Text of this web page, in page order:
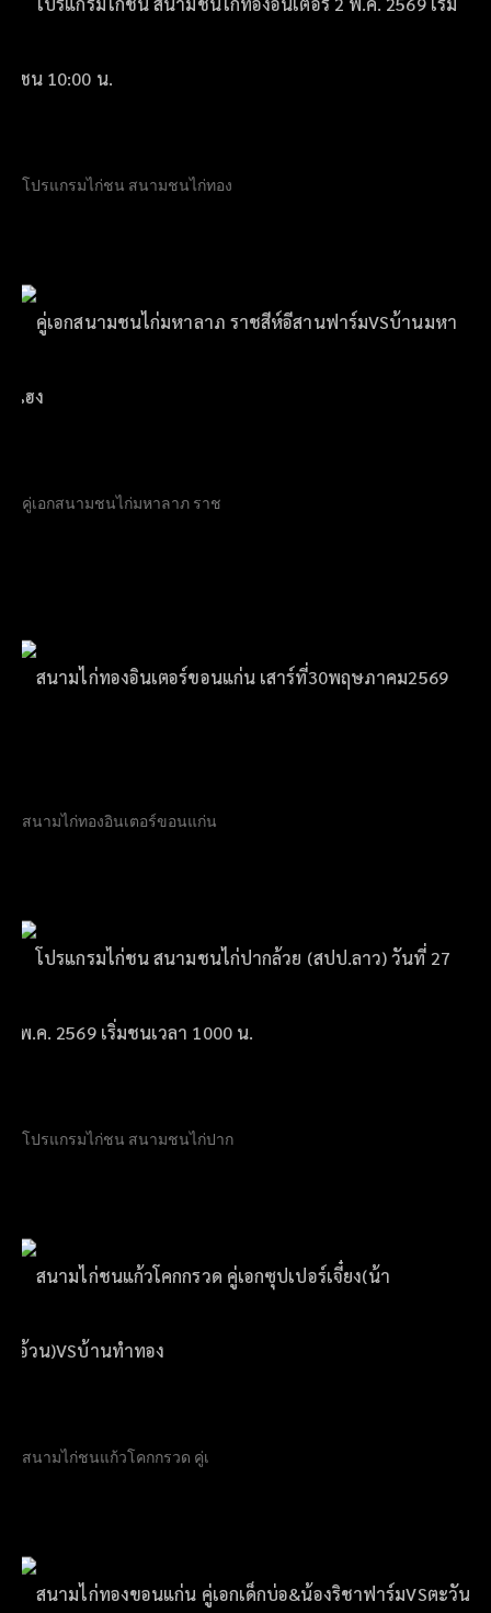
โปรแกรมไก่ชน สนามชนไก่ทอง
คู่เอกสนามชนไก่มหาลาภ ราช
สนามไก่ทองอินเตอร์ขอนแก่น
โปรแกรมไก่ชน สนามชนไก่ปาก
สนามไก่ชนแก้วโคกกรวด คู่เ